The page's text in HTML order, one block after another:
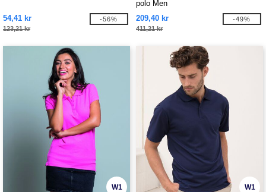
54,41 kr
123,21 kr
-56%
polo Men
209,40 kr
411,21 kr
-49%
W1 W1